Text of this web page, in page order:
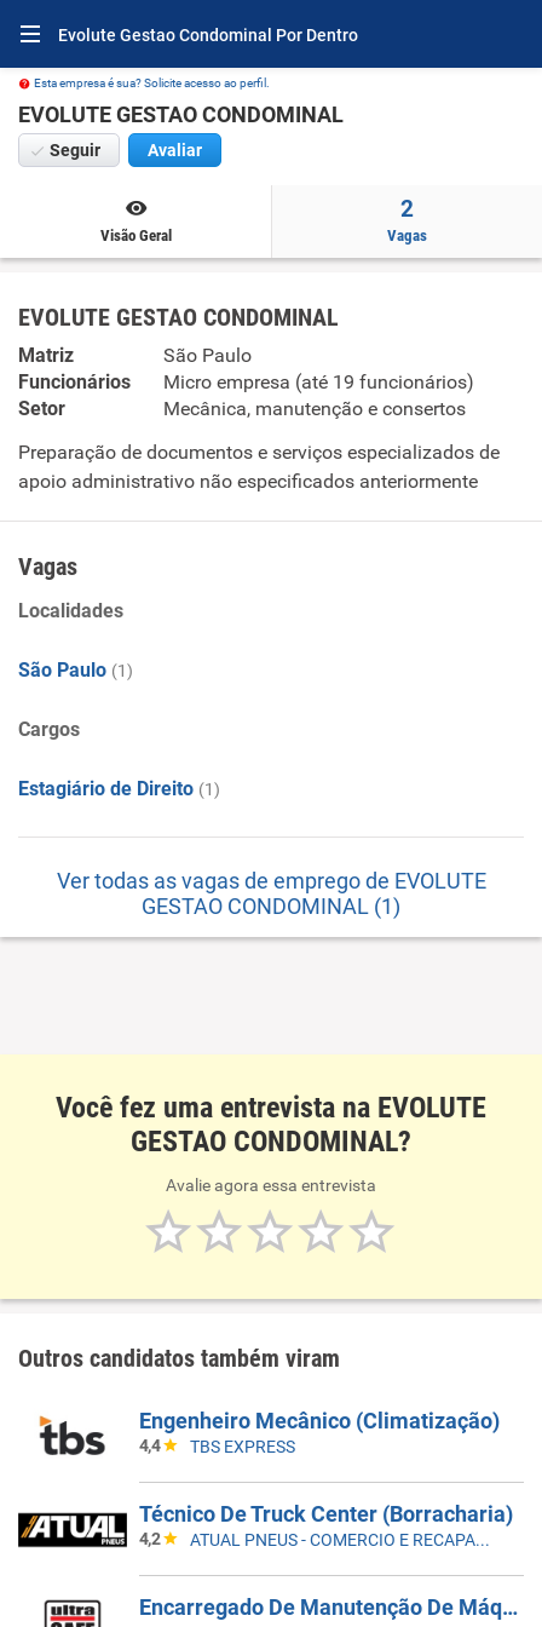
Evolute Gestao Condominal Por Dentro
Esta empresa é sua? Solicite acesso ao perfil.
EVOLUTE GESTAO CONDOMINAL
Seguir Avaliar
Visão Geral
2
Vagas
EVOLUTE GESTAO CONDOMINAL
Matriz
São Paulo
Funcionários
Micro empresa (até 19 funcionários)
Setor
Mecânica, manutenção e consertos
Preparação de documentos e serviços especializados de
apoio administrativo não especificados anteriormente
Vagas
Localidades
São Paulo (1)
Cargos
Estagiário de Direito (1)
Ver todas as vagas de emprego de EVOLUTE
GESTAO CONDOMINAL (1)
Você fez uma entrevista na EVOLUTE
GESTAO CONDOMINAL?
Avalie agora essa entrevista
Outros candidatos também viram
Engenheiro Mecânico (Climatização)
4,4 TBS EXPRESS
Técnico De Truck Center (Borracharia)
4,2 ATUAL PNEUS - COMERCIO E RECAPAGEM
Encarregado De Manutenção De Máquinas E Equipamentos